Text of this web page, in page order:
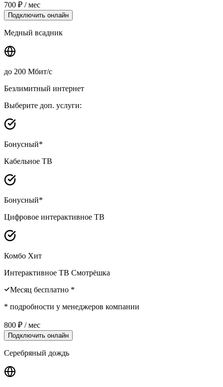
700 ₽ / мес
Подключить онлайн
Медный всадник
до 200 Мбит/с
Безлимитный интернет
Выберите доп. услуги:
Бонусный*
Кабельное ТВ
Бонусный*
Цифровое интерактивное ТВ
Комбо Хит
Интерактивное ТВ Смотрёшка
Месяц бесплатно *
* подробности у менеджеров компании
800 ₽ / мес
Подключить онлайн
Серебряный дождь